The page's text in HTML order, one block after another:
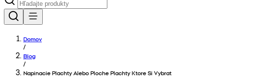
Domov
/
Blog
/
Napinacie Plachty Alebo Ploche Plachty Ktore Si Vybrat